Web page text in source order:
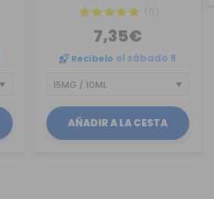
(6)
7,35€
Recíbelo el sábado 8
AÑADIR A LA CESTA